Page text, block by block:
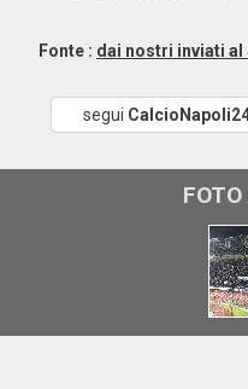
Fonte : dai nostri inviati al
segui